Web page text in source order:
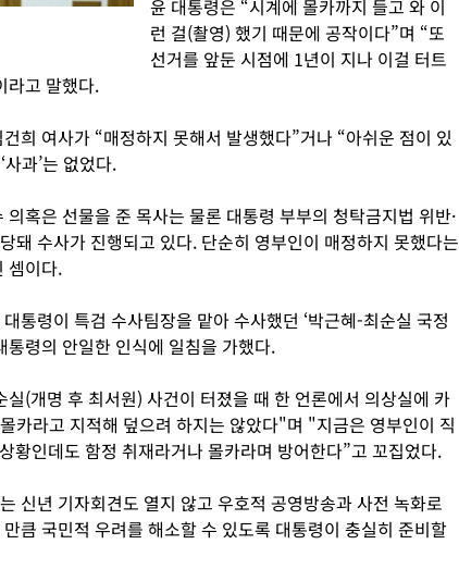
윤 대통령은 “시계에 몰카까지 들고 와 이
런 걸(촬영) 했기 때문에 공작이다”며 “또
선거를 앞둔 시점에 1년이 지나 이걸 터트
라고 말했다.
희 여사가 “매정하지 못해서 발생했다”거나 “아쉬운 점이 있
과’는 없었다.
혹은 선물을 준 목사는 물론 대통령 부부의 청탁금지법 위반·
돼 수사가 진행되고 있다. 단순히 영부인이 매정하지 못했다는
셈이다.
통령이 특검 수사팀장을 맡아 수사했던 ‘박근혜-최순실 국정
통령의 안일한 인식에 일침을 가했다.
실(개명 후 최서원) 사건이 터졌을 때 한 언론에서 의상실에 카
카라고 지적해 덮으려 하지는 않았다"며 "지금은 영부인이 직
황인데도 함정 취재라거나 몰카라며 방어한다”고 꼬집었다.
신년 기자회견도 열지 않고 우호적 공영방송과 사전 녹화로
큼 국민적 우려를 해소할 수 있도록 대통령이 충실히 준비할